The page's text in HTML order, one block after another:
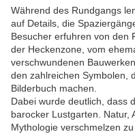
Während des Rundgangs
auf Details, die
Besucher erfuhren von den
der Heckenzone, vom
verschwundenen
den zahlreichen Symbolen,
Bilderbuch machen.
Dabei wurde deutlich, dass
barocker Lustgarten. Natur,
Mythologie verschmelzen